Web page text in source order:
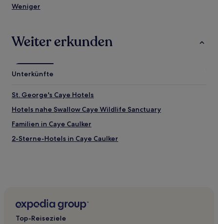
Weniger
Weiter erkunden
Unterkünfte
St. George's Caye Hotels
Hotels nahe Swallow Caye Wildlife Sanctuary
Familien in Caye Caulker
2-Sterne-Hotels in Caye Caulker
Top-Reiseziele